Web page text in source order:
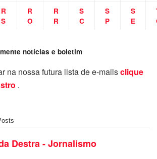
R
S
R
O
R
R
S
C
S
P
S
E
notícias e boletim
na nossa futura lista de e-mailsclique
.
Destra - Jornalismo